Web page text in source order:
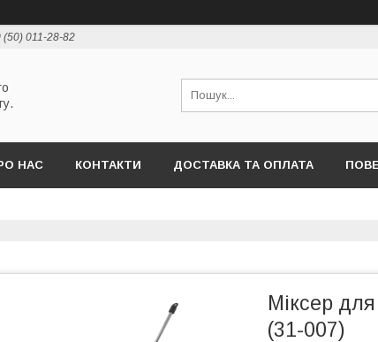
(50) 011-28-82
НАС КОНТАКТИ ДОСТАВКА ТА ОПЛАТА
Міксер
(31-007)